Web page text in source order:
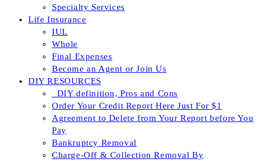
Specialty Services
Life Insurance
IUL
Whole
Final Expenses
Become an Agent or Join Us
DIY RESOURCES
_DIY definition, Pros and Cons
Order Your Credit Report Here Just For $1
Agreement to Delete from Your Report before You
Pay
Bankruptcy Removal
Charge-Off & Collection Removal By